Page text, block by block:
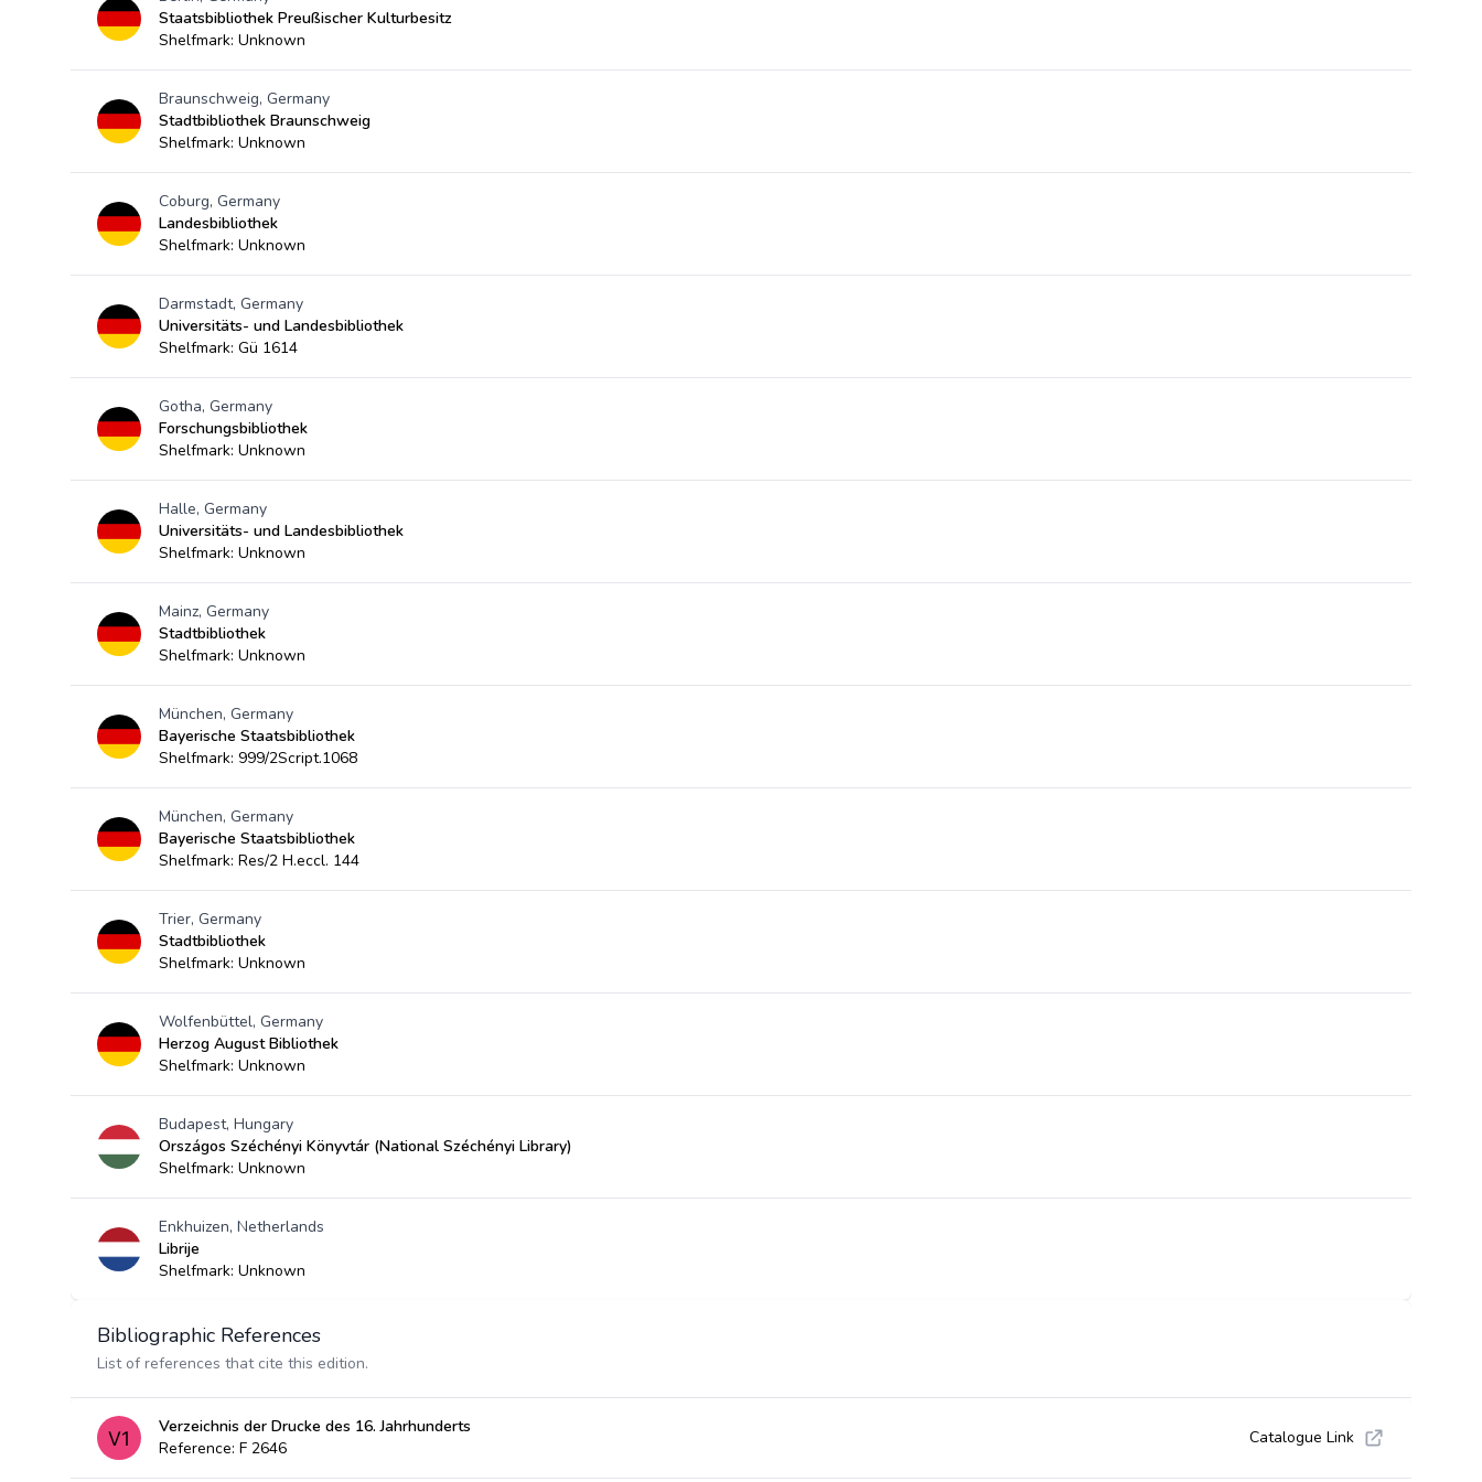
Staatsbibliothek Preußischer Kulturbesitz
Shelfmark: Unknown
Braunschweig, Germany
Stadtbibliothek Braunschweig
Shelfmark: Unknown
Coburg, Germany
Landesbibliothek
Shelfmark: Unknown
Darmstadt, Germany
Universitäts- und Landesbibliothek
Shelfmark: Gü 1614
Gotha, Germany
Forschungsbibliothek
Shelfmark: Unknown
Halle, Germany
Universitäts- und Landesbibliothek
Shelfmark: Unknown
Mainz, Germany
Stadtbibliothek
Shelfmark: Unknown
München, Germany
Bayerische Staatsbibliothek
Shelfmark: 999/2Script.1068
München, Germany
Bayerische Staatsbibliothek
Shelfmark: Res/2 H.eccl. 144
Trier, Germany
Stadtbibliothek
Shelfmark: Unknown
Wolfenbüttel, Germany
Herzog August Bibliothek
Shelfmark: Unknown
Budapest, Hungary
Országos Széchényi Könyvtár (National Széchényi Library)
Shelfmark: Unknown
Enkhuizen, Netherlands
Librije
Shelfmark: Unknown
Bibliographic References
List of references that cite this edition.
Verzeichnis der Drucke des 16. Jahrhunderts
Reference: F 2646
Catalogue Link